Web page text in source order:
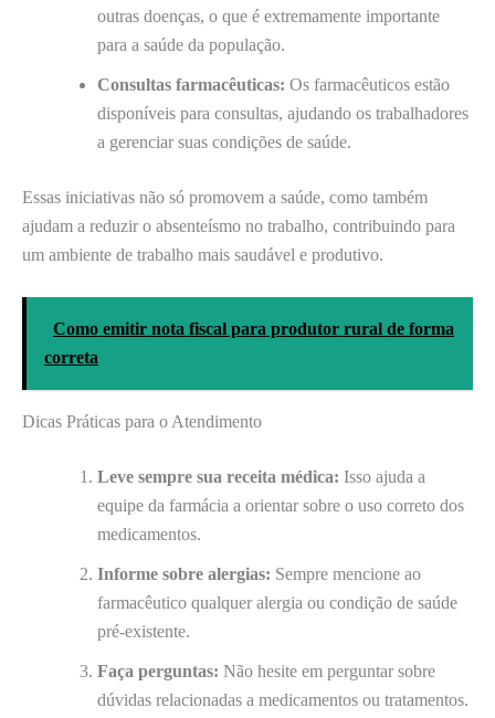
outras doenças, o que é extremamente importante
para a saúde da população.
Consultas farmacêuticas: Os farmacêuticos estão
disponíveis para consultas, ajudando os trabalhadores
a gerenciar suas condições de saúde.
Essas iniciativas não só promovem a saúde, como também
ajudam a reduzir o absenteísmo no trabalho, contribuindo para
um ambiente de trabalho mais saudável e produtivo.
Como emitir nota fiscal para produtor rural de forma
correta
Dicas Práticas para o Atendimento
Leve sempre sua receita médica: Isso ajuda a
equipe da farmácia a orientar sobre o uso correto dos
medicamentos.
Informe sobre alergias: Sempre mencione ao
farmacêutico qualquer alergia ou condição de saúde
pré-existente.
Faça perguntas: Não hesite em perguntar sobre
dúvidas relacionadas a medicamentos ou tratamentos.